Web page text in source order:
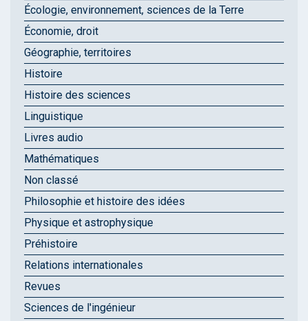
Écologie, environnement, sciences de la Terre
Économie, droit
Géographie, territoires
Histoire
Histoire des sciences
Linguistique
Livres audio
Mathématiques
Non classé
Philosophie et histoire des idées
Physique et astrophysique
Préhistoire
Relations internationales
Revues
Sciences de l'ingénieur